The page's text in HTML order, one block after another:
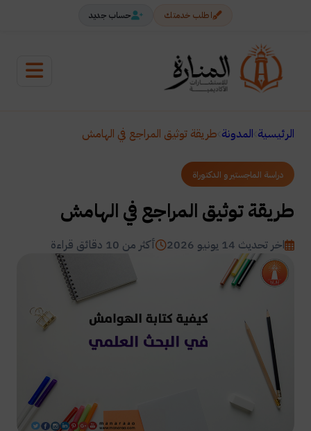
اطلب خدمتك حساب جديد
الرئيسية المدونة طريقة توثيق المراجع في الهامش
دراسة الماجستير و الدكتوراة
طريقة توثيق المراجع في الهامش
اخر تحديث 14 يونيو 2026 أكثر من 10 دقائق قراءة